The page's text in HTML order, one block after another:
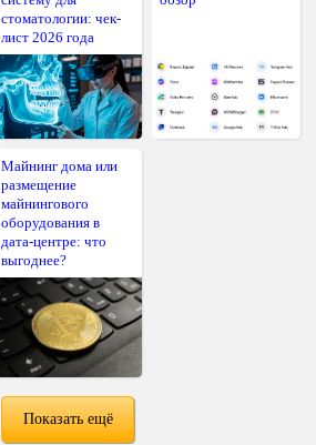
стоматологии: чек-
лист 2026 года
Майнинг дома или
размещение
майнингового
оборудования в
дата-центре: что
выгоднее?
Показать ещё